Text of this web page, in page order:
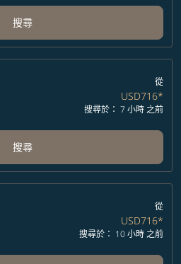
搜尋
從
USD716*
搜尋於： 7 小時 之前
搜尋
從
USD716*
搜尋於： 10 小時 之前